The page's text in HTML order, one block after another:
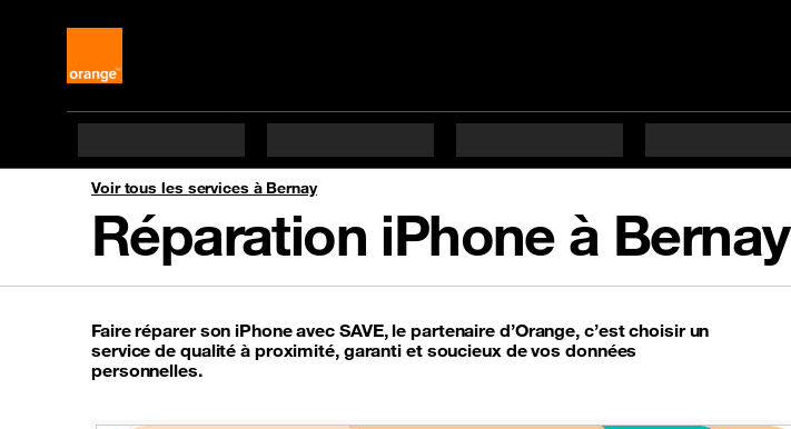
Voir tous les services à Bernay
Réparation iPhone à Bernay
Faire réparer son iPhone avec SAVE, le partenaire d’Orange, c’est choisir un
service de qualité à proximité, garanti et soucieux de vos données
personnelles.